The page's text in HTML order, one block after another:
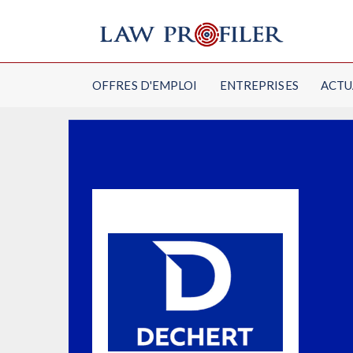
OFFRES D'EMPLOI ENTREPRISES